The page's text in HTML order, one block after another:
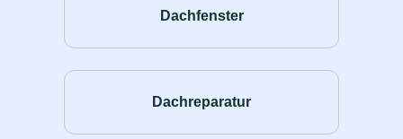
Dachfenster
Dachreparatur